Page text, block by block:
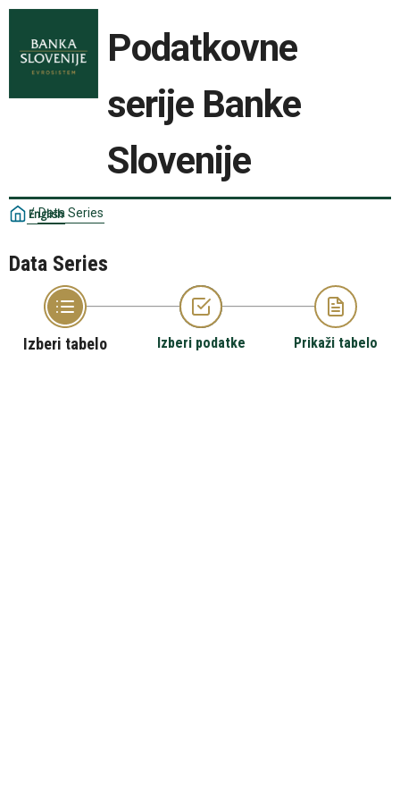
Podatkovne
serije Banke
Slovenije
English
/ Data Series
Data Series
Izberi tabelo Izberi podatke Prikaži tabelo